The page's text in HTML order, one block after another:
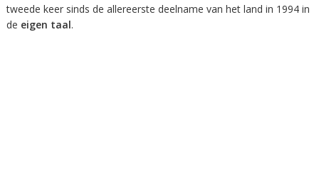
tweede keer sinds de allereerste deelname van het land in 1994 in
de eigen taal.